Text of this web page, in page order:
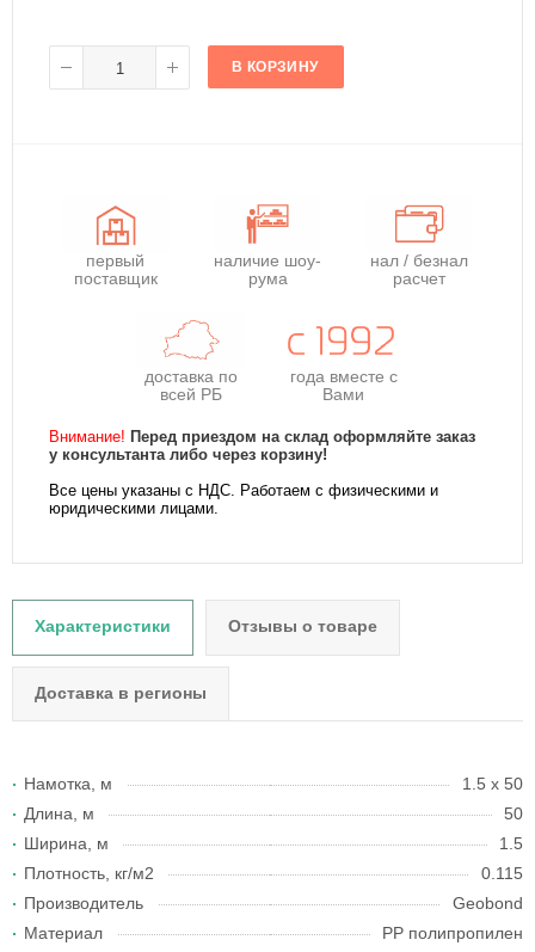
В КОРЗИНУ
первый
поставщик
наличие шоу-
рума
нал / безнал
расчет
доставка по
всей РБ
года вместе с
Вами
Внимание! Перед приездом на склад оформляйте заказ
у консультанта либо через корзину!
Все цены указаны с НДС. Работаем с физическими и
юридическими лицами.
Характеристики Отзывы о товаре
Доставка в регионы
Намотка, м
1.5 x 50
Длина, м
50
Ширина, м
1.5
Плотность, кг/м2
0.115
Производитель
Geobond
Материал
PP полипропилен